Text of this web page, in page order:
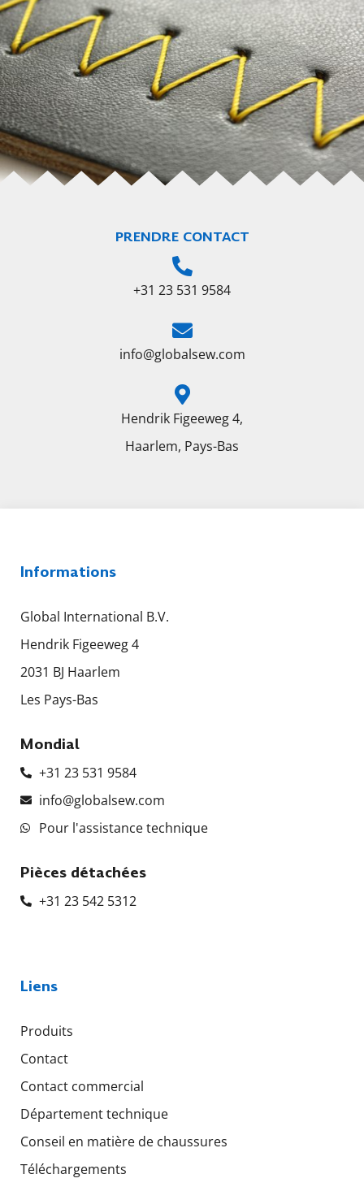
PRENDRE CONTACT
+31 23 531 9584
info@globalsew.com
Hendrik Figeeweg 4,
Haarlem, Pays-Bas
Informations
Global International B.V.
Hendrik Figeeweg 4
2031 BJ Haarlem
Les Pays-Bas
Mondial
+31 23 531 9584
info@globalsew.com
Pour l'assistance technique
Pièces détachées
+31 23 542 5312
Liens
Produits
Contact
Contact commercial
Département technique
Conseil en matière de chaussures
Téléchargements